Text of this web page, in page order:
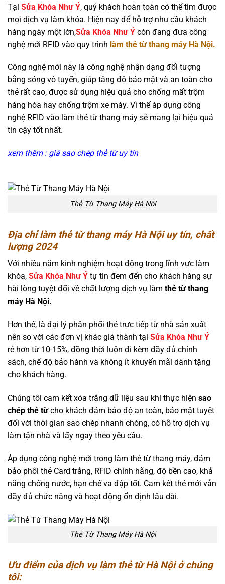
Tại Sửa Khóa Như Ý, quý khách hoàn toàn có thể tìm được
mọi dịch vụ làm khóa. Hiện nay để hỗ trợ nhu cầu khách
hàng ngày một lớn,Sửa Khóa Như Ý còn đang đưa công
nghệ mới RFID vào quy trình làm thẻ từ thang máy Hà Nội.
Công nghệ mới này là công nghệ nhận dạng đối tượng
bằng sóng vô tuyến, giúp tăng độ bảo mật và an toàn cho
thẻ rất cao, được sử dụng hiệu quả cho chống mất trộm
hàng hóa hay chống trộm xe máy. Vì thế áp dụng công
nghệ RFID vào làm thẻ từ thang máy sẽ mang lại hiệu quả
tin cậy tốt nhất.
xem thêm : giá sao chép thẻ từ uy tín
Thẻ Từ Thang Máy Hà Nội
Địa chỉ làm thẻ từ thang máy Hà Nội uy tín, chất
lượng 2024
Với nhiều năm kinh nghiệm hoạt động trong lĩnh vực làm
khóa, Sửa Khóa Như Ý tự tin đem đến cho khách hàng sự
hài lòng tuyệt đối về chất lượng dịch vụ làm thẻ từ thang
máy Hà Nội.
Hơn thế, là đại lý phân phối thẻ trực tiếp từ nhà sản xuất
nên so với các đơn vị khác giá thành tại Sửa Khóa Như Ý
rẻ hơn từ 10-15%, đồng thời luôn đi kèm đầy đủ chính
sách, chế độ bảo hành và không ít khuyến mãi dành tặng
cho khách hàng.
Chúng tôi cam kết xóa trắng dữ liệu sau khi thực hiện sao
chép thẻ từcho khách đảm bảo độ an toàn, bảo mật tuyệt
đối với thời gian sao chép nhanh chóng, có hỗ trợ dịch vụ
làm tận nhà và lấy ngay theo yêu cầu.
Áp dụng công nghệ mới trong làm thẻ từ thang máy, đảm
bảo phôi thẻ Card trắng, RFID chính hãng, độ bền cao, khả
năng chống nước, hạn chế va đập tốt. Cam kết thẻ mới vẫn
đầy đủ chức năng và hoạt động ổn định lâu dài.
Thẻ Từ Thang Máy Hà Nội
Ưu điểm của dịch vụ làm thẻ từ Hà Nội ở chúng
tôi: